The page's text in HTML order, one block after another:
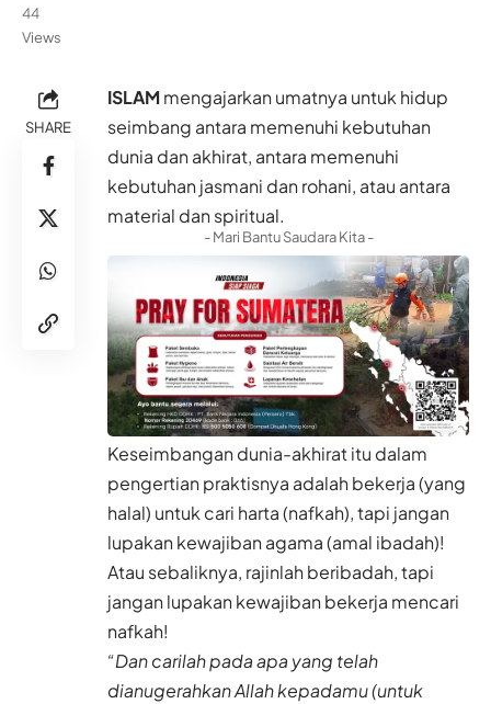
44
Views
SHARE
ISLAMmengajarkan umatnya untuk hidup
seimbang antara memenuhi kebutuhan
dunia dan akhirat, antara memenuhi
kebutuhan jasmani dan rohani, atau antara
material dan spiritual.
- Mari Bantu Saudara Kita -
Keseimbangan dunia-akhirat itu dalam
pengertian praktisnya adalah bekerja (yang
halal) untuk cari harta (nafkah), tapi jangan
lupakan kewajiban agama (amal ibadah)!
Atau sebaliknya, rajinlah beribadah, tapi
jangan lupakan kewajiban bekerja mencari
nafkah!
“Dan carilah pada apa yang telah
dianugerahkan Allah kepadamu (untuk